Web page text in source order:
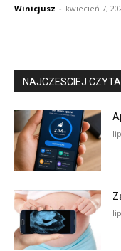
Winicjusz - kwiecień 7,
NAJCZESCIEJ